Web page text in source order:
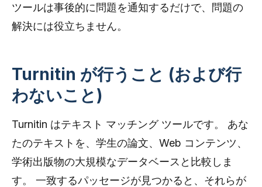
ツールは事後的に問題を通知するだけで、問題の
解決には役立ちません。
Turnitin が行うこと (および行
わないこと)
Turnitin はテキスト マッチング ツールです。 あな
たのテキストを、学生の論文、Web コンテンツ、
学術出版物の大規模なデータベースと比較しま
す。 一致するパッセージが見つかると、それらが